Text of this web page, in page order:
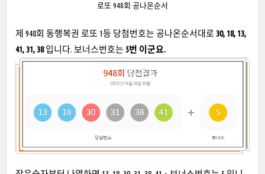
로또 948회 공나온순서
제 948회 동행복권 로또 1등 당첨번호는 공나온순서대로 30, 18, 13,
41, 31, 38 입니다. 보너스번호는 5번 이군요.